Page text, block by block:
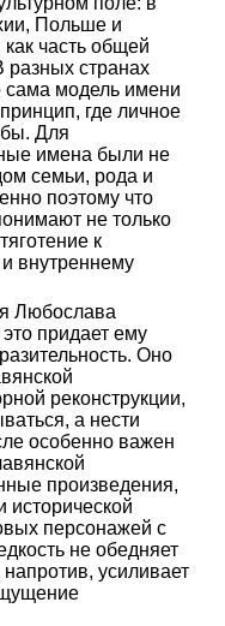
Польше и
часть общей
странах
сама модель имени
где личное
Для
имена были не
семьи, рода и
поэтому что
не только
к
внутреннему
Любослава
придает ему
Оно
реконструкции,
а нести
особенно важен
произведения,
персонажей с
не обедняет
усиливает